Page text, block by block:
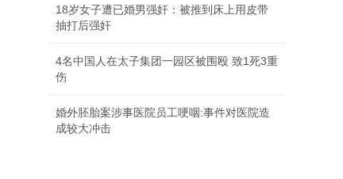
18岁女子遭已婚男强奸：被推到床上用皮带
抽打后强奸
4名中国人在太子集团一园区被围殴 致1死3重
伤
婚外胚胎案涉事医院员工哽咽:事件对医院造
成较大冲击